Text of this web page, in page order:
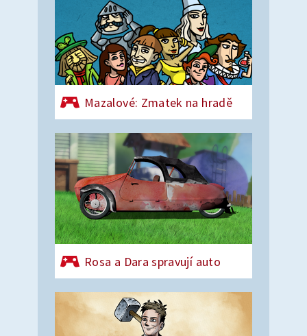
Mazalové: Zmatek na hradě
Rosa a Dara spravují auto